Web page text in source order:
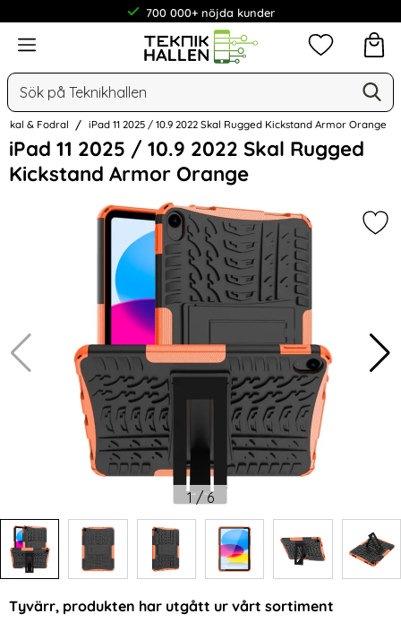
700 000+ nöjda kunder
Meny
Sök
Mina
Skal & Fodral iPad 11 2025 / 10.9 2022 Skal Rugged Kickstand Armor Orange
iPad 11 2025 / 10.9 2022 Skal Rugged
Kickstand Armor Orange
Hoppa
över
Bilder
1/6
Tyvärr, produkten har utgått ur vårt sortiment